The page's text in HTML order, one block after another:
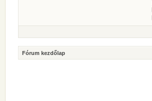
Fórum kezdőlap